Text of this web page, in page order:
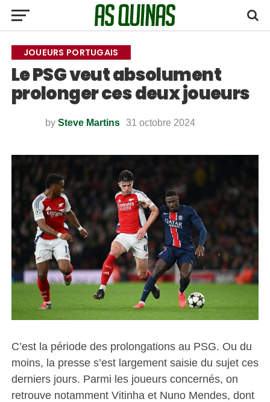
JOUEURS PORTUGAIS
Le PSG veut absolument
prolonger ces deux joueurs
by Steve Martins 31 octobre 2024
C’est la période des prolongations au PSG. Ou du
moins, la presse s’est largement saisie du sujet ces
derniers jours. Parmi les joueurs concernés, on
retrouve notamment Vitinha et Nuno Mendes, dont